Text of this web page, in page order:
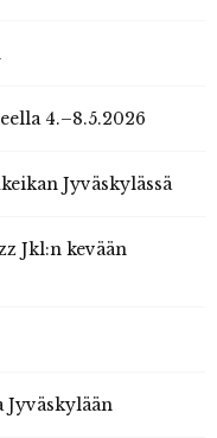
4.–8.5.2026
Jyväskylässä
Jkl:n kevään